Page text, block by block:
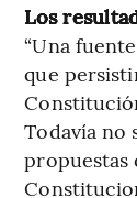
Los
“Una
que
Todavía no
propuestas